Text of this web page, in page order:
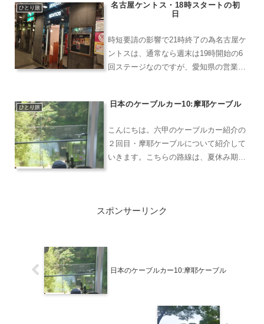
ひとり旅
名古屋ケントス・18時スタートの初
日
時短要請の影響で21時終了の為名古屋ケ
ントスは、通常なら週末は19時開始の6
回ステージなのですが、愛知県の営業時
2回ステージまでの時間になります。こ
ひとり旅 日本のケーブルカー10:摩耶ケーブル
こんにちは。六甲のケーブルカー紹介の
２回目・摩耶ケーブルについて紹介して
いきます。こちらの路線は、夏休み期間
ウェーと合わせて「まやビ...
スポンサーリンク
日本のケーブルカー10:摩耶ケーブル